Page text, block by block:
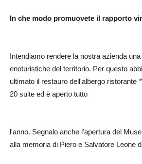
In che modo promuovete il rapporto
Intendiamo rendere la nostra azienda
enoturistiche del territorio. Per questo
ultimato il restauro dell'albergo ristorante
20 suite ed è aperto tutto
l'anno. Segnalo anche l'apertura del
alla memoria di Piero e Salvatore Leone